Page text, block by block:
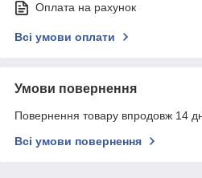
Оплата на рахунок
Всі умови оплати
Умови повернення
Повернення товару впродовж 14
Всі умови повернення